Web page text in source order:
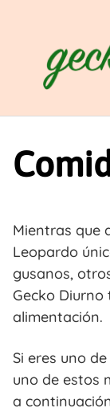
contenido
Mientras que
Leopardo
gusanos,
Gecko
alimentación.
Si eres uno
uno de estos
a